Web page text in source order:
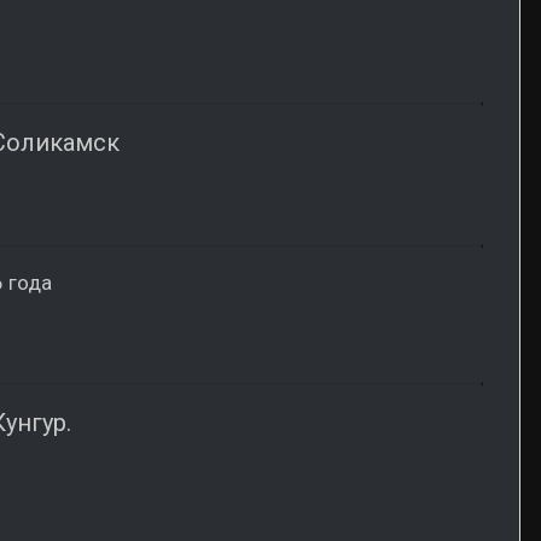
года